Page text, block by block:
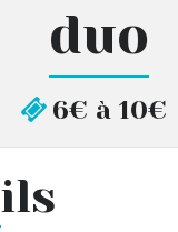
duo
6€ à 10€